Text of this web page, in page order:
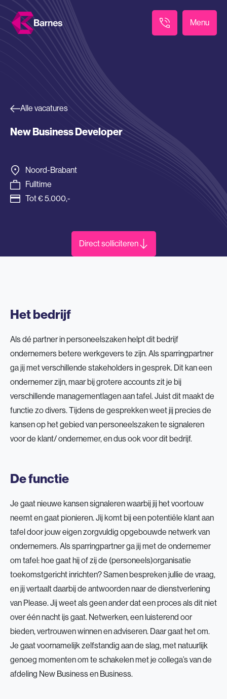
Menu
Alle vacatures
New Business Developer
Noord-Brabant
Fulltime
Tot € 5.000,-
Direct solliciteren
Het bedrijf
Als dé partner in personeelszaken helpt dit bedrijf
ondernemers betere werkgevers te zijn. Als sparringpartner
ga jij met verschillende stakeholders in gesprek. Dit kan een
ondernemer zijn, maar bij grotere accounts zit je bij
verschillende managementlagen aan tafel. Juist dit maakt de
functie zo divers. Tijdens de gesprekken weet jij precies de
kansen op het gebied van personeelszaken te signaleren
voor de klant/ ondernemer, en dus ook voor dit bedrijf.
De functie
Je gaat nieuwe kansen signaleren waarbij jij het voortouw
neemt en gaat pionieren. Jij komt bij een potentiële klant aan
tafel door jouw eigen zorgvuldig opgebouwde netwerk van
ondernemers. Als sparringpartner ga jij met de ondernemer
om tafel: hoe gaat hij of zij de (personeels)organisatie
toekomstgericht inrichten? Samen bespreken jullie de vraag,
en jij vertaalt daarbij de antwoorden naar de dienstverlening
van Please. Jij weet als geen ander dat een proces als dit niet
over één nacht ijs gaat. Netwerken, een luisterend oor
bieden, vertrouwen winnen en adviseren. Daar gaat het om.
Je gaat voornamelijk zelfstandig aan de slag, met natuurlijk
genoeg momenten om te schakelen met je collega’s van de
afdeling New Business en Business.